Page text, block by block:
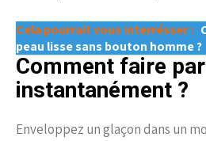
Cela pourrait vous interrésser :
peau lisse sans bouton homme ?
Comment faire
instantanément ?
Enveloppez un glaçon dans un